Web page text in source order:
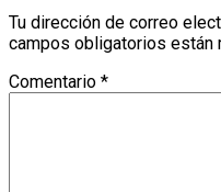
Tu dirección de correo
campos obligatorios están
Comentario *